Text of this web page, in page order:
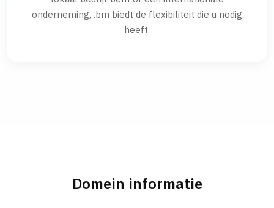
onderneming, .bm biedt de flexibiliteit die u nodig
heeft.
Domein informatie